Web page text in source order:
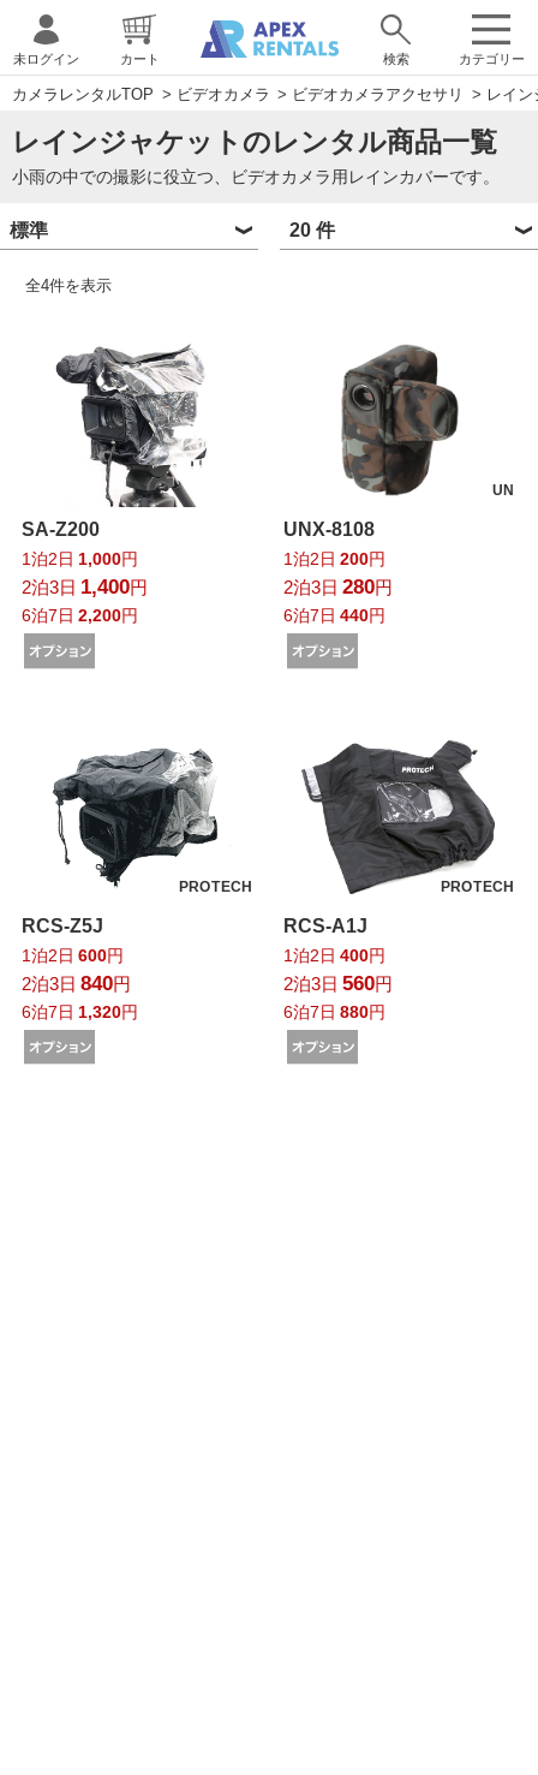
カテゴリー
未ログイン カート 検索
カメラレンタルTOP > ビデオカメラ > ビデオカメラアクセサリ > レイ
レインジャケットのレンタル商品一覧
小雨の中での撮影に役立つ、ビデオカメラ用レインカバーです。
全4件を表示
SA-Z200
1泊2日 1,000円
2泊3日 1,400円
6泊7日 2,200円
UNX-8108
1泊2日 200円
2泊3日 280円
6泊7日 440円
UN
RCS-Z5J
1泊2日 600円
2泊3日 840円
6泊7日 1,320円
PROTECH
RCS-A1J
1泊2日 400円
2泊3日 560円
6泊7日 880円
PROTECH